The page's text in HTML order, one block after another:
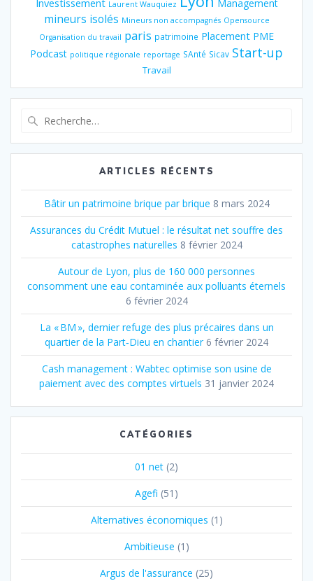
Investissement Laurent Wauquiez Management
mineurs isolés Mineurs non accompagnés Opensource
Organisation du travail paris patrimoine Placement PME
Podcast politique régionale reportage SAnté Sicav Start-up
Travail
:
ARTICLES RÉCENTS
Bâtir un patrimoine brique par brique 8 mars 2024
Assurances du Crédit Mutuel : le résultat net souffre des
catastrophes naturelles 8 février 2024
Autour de Lyon, plus de 160 000 personnes
consomment une eau contaminée aux polluants éternels
6 février 2024
La « BM », dernier refuge des plus précaires dans un
quartier de la Part‐Dieu en chantier 6 février 2024
Cash management : Wabtec optimise son usine de
paiement avec des comptes virtuels 31 janvier 2024
CATÉGORIES
01 net (2)
Agefi (51)
Alternatives économiques (1)
Ambitieuse (1)
Argus de l'assurance (25)